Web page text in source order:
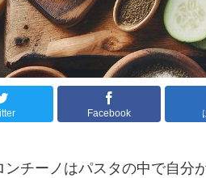
Facebook
チーノはパスタの中で自分